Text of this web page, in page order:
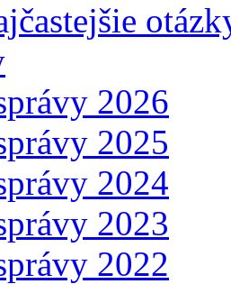
2026
2025
2024
2023
2022